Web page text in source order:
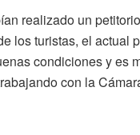
realizado un
turistas, el actual
condiciones y es
con la